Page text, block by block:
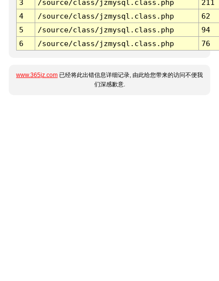
3 /source/class/jzmysql.class.php
211
4
/source/class/jzmysql.class.php
62
5
/source/class/jzmysql.class.php
94
6
/source/class/jzmysql.class.php 76
www.365jz.com 已经将此出错信息详细记录, 由此给您带来的访问不便我
们深感歉意.